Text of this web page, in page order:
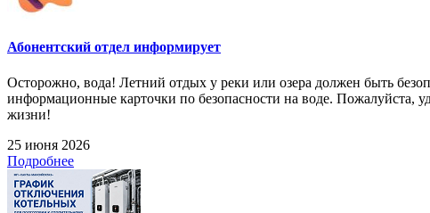
Абонентский отдел информирует
Осторожно, вода! Летний отдых у реки или озера должен быть
информационные карточки по безопасности на воде. Пожалуйста,
жизни!
25 июня 2026
Подробнее